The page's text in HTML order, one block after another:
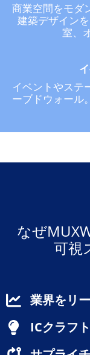
商業空間をモダ
建築デザイン
室、
イベントやステ
ーブドウォール
なぜ
可視
業界をリ
ICクラフ